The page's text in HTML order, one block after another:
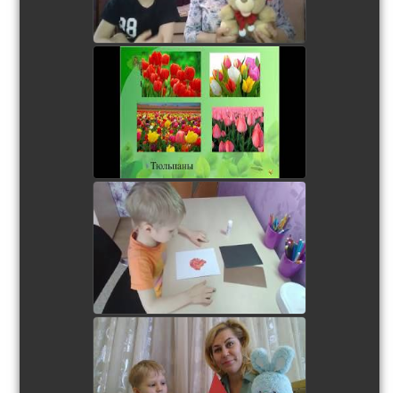
Первые весенние цветы.
Занятие для дошкольников
watch video
Аппликация "Вечный огонь"
watch video
watch video